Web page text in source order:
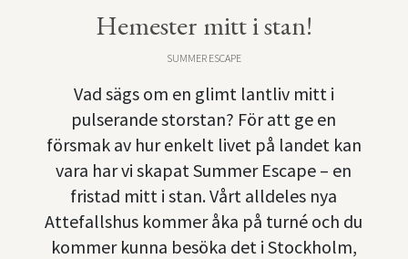
Hemester mitt i stan!
SUMMER ESCAPE
Vad sägs om en glimt lantliv mitt i
pulserande storstan? För att ge en
försmak av hur enkelt livet på landet kan
vara har vi skapat Summer Escape – en
fristad mitt i stan. Vårt alldeles nya
Attefallshus kommer åka på turné och du
kommer kunna besöka det i Stockholm,